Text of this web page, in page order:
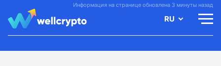
Информация на странице обновлена 3 минуты назад
RU